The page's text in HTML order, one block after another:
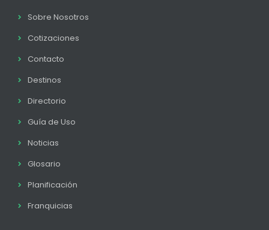
Sobre Nosotros
Cotizaciones
Contacto
Destinos
Directorio
Guía de Uso
Noticias
Glosario
Planificación
Franquicias